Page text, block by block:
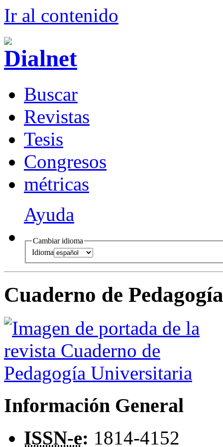
Ir al contenido
Buscar
Revistas
Tesis
Congresos
métricas
Ayuda
Cambiar idioma
Idioma
Cuaderno de
Información General
ISSN-e: 1814-4152